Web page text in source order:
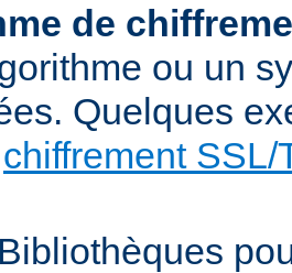
de
ou un
Quelques
chiffrement SSL/